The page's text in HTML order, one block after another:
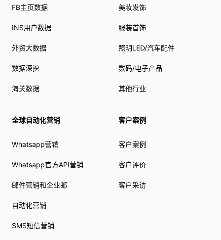
FB主页数据
INS用户数据
外贸大数据
数据深挖
海关数据
全球自动化营销
Whatsapp营销
Whatsapp官方API营销
邮件营销和企业邮
自动化营销
SMS短信营销
美妆发饰
服装首饰
照明LED/汽车配件
数码/电子产品
其他行业
客户案例
客户案例
客户评价
客户采访